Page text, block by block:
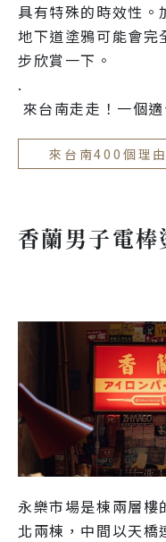
具有特殊的時效性。
地下道塗鴉可能會完
步欣賞一下。
.
來台南走走！一個
來台南400個理由
香蘭男子電棒
永樂市場是棟兩層樓
北兩棟，中間以天